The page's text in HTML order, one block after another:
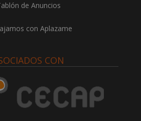
de Anuncios
con Aplazame
CON